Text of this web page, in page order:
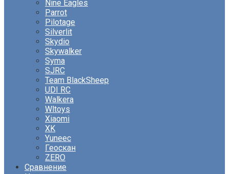
Nine Eagles
Parrot
Pilotage
Silverlit
Skydio
Skywalker
Syma
SJRC
Team BlackSheep
UDI RC
Walkera
Wltoys
Xiaomi
XK
Yuneec
Геоскан
ZERO
Сравнение